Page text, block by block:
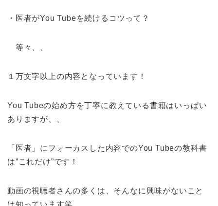
・医者がYou Tubeを続けるコツって？
等々、、
１万文字以上の内容となっています！
You Tubeの始め方を丁寧に教えている書籍はいっぱい
ありますが、、
「医者」にフォーカスした内容でのYou Tubeの教科書
は”これだけ”です！
動画の視聴者さんの多くは、そんなに興味がないこと